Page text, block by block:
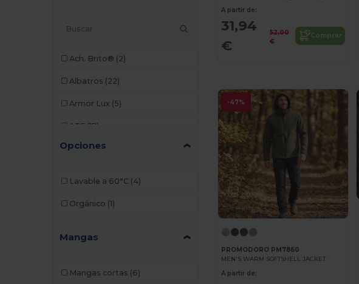
Ach. Brito® (2)
Albatros (22)
Armor Lux (5)
ATF (17)
Atlantis (102)
AWDis So Denim
Opciones
Lavable a 60°C (4)
Orgánico (1)
Mangas
Mangas cortas (6)
A partir de:
31,94
€
52,00
€
Comprar
-47%
PROMODORO PM7860
MEN'S WARM SOFTSHELL JACKET
A partir de: